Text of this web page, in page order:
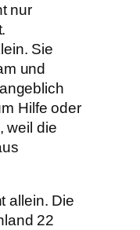
nur
Sie
und
Hilfe oder
weil die
allein. Die
22